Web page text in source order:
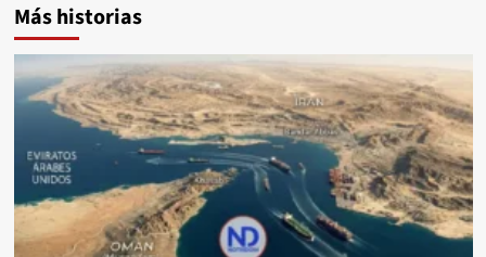
Más historias